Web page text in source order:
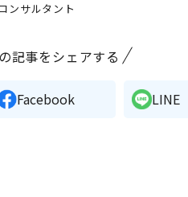
ンサルタント
記事をシェアする
Facebook LINE